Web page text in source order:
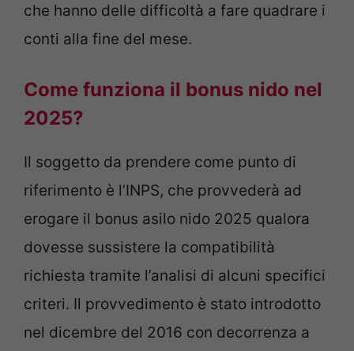
che hanno delle difficoltà a fare quadrare i
conti alla fine del mese.
Come funziona il bonus nido nel
2025?
Il soggetto da prendere come punto di
riferimento è l’INPS, che provvederà ad
erogare il bonus asilo nido 2025 qualora
dovesse sussistere la compatibilità
richiesta tramite l’analisi di alcuni specifici
criteri. Il provvedimento è stato introdotto
nel dicembre del 2016 con decorrenza a